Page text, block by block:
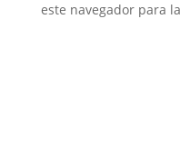
este navegador para